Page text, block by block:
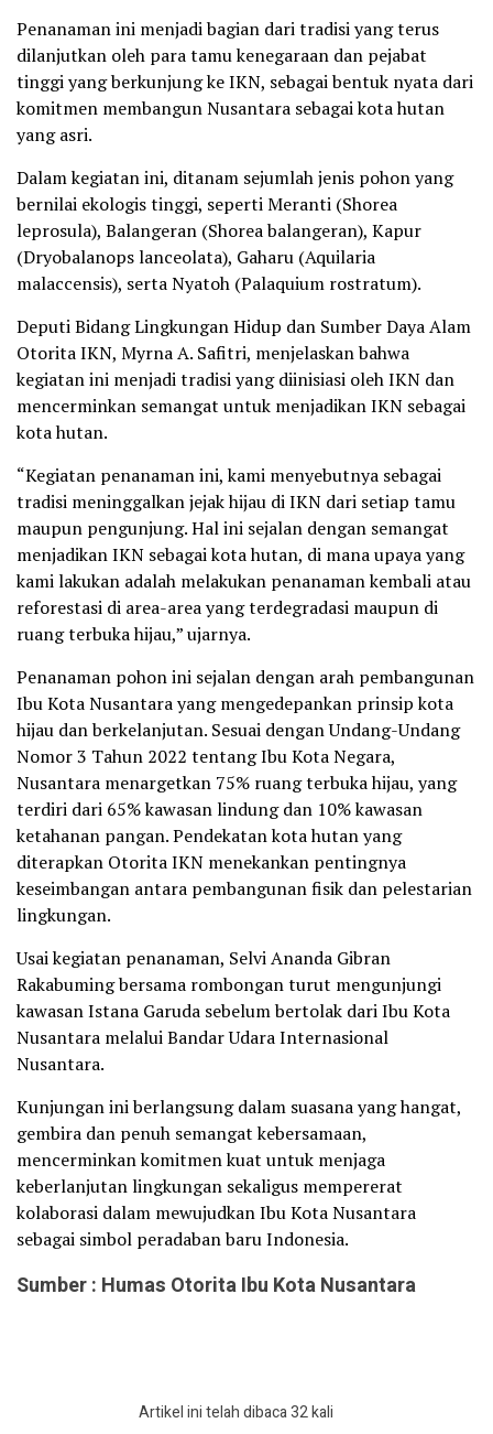
Penanaman ini menjadi bagian dari tradisi yang terus
dilanjutkan oleh para tamu kenegaraan dan pejabat
tinggi yang berkunjung ke IKN, sebagai bentuk nyata dari
komitmen membangun Nusantara sebagai kota hutan
yang asri.
Dalam kegiatan ini, ditanam sejumlah jenis pohon yang
bernilai ekologis tinggi, seperti Meranti (Shorea
leprosula), Balangeran (Shorea balangeran), Kapur
(Dryobalanops lanceolata), Gaharu (Aquilaria
malaccensis), serta Nyatoh (Palaquium rostratum).
Deputi Bidang Lingkungan Hidup dan Sumber Daya Alam
Otorita IKN, Myrna A. Safitri, menjelaskan bahwa
kegiatan ini menjadi tradisi yang diinisiasi oleh IKN dan
mencerminkan semangat untuk menjadikan IKN sebagai
kota hutan.
“Kegiatan penanaman ini, kami menyebutnya sebagai
tradisi meninggalkan jejak hijau di IKN dari setiap tamu
maupun pengunjung. Hal ini sejalan dengan semangat
menjadikan IKN sebagai kota hutan, di mana upaya yang
kami lakukan adalah melakukan penanaman kembali atau
reforestasi di area-area yang terdegradasi maupun di
ruang terbuka hijau,” ujarnya.
Penanaman pohon ini sejalan dengan arah pembangunan
Ibu Kota Nusantara yang mengedepankan prinsip kota
hijau dan berkelanjutan. Sesuai dengan Undang-Undang
Nomor 3 Tahun 2022 tentang Ibu Kota Negara,
Nusantara menargetkan 75% ruang terbuka hijau, yang
terdiri dari 65% kawasan lindung dan 10% kawasan
ketahanan pangan. Pendekatan kota hutan yang
diterapkan Otorita IKN menekankan pentingnya
keseimbangan antara pembangunan fisik dan pelestarian
lingkungan.
Usai kegiatan penanaman, Selvi Ananda Gibran
Rakabuming bersama rombongan turut mengunjungi
kawasan Istana Garuda sebelum bertolak dari Ibu Kota
Nusantara melalui Bandar Udara Internasional
Nusantara.
Kunjungan ini berlangsung dalam suasana yang hangat,
gembira dan penuh semangat kebersamaan,
mencerminkan komitmen kuat untuk menjaga
keberlanjutan lingkungan sekaligus mempererat
kolaborasi dalam mewujudkan Ibu Kota Nusantara
sebagai simbol peradaban baru Indonesia.
Sumber : Humas Otorita Ibu Kota Nusantara
Artikel ini telah dibaca 32 kali